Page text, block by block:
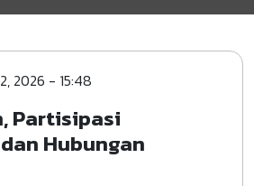
2026 - 15:48
Partisipasi
Hubungan